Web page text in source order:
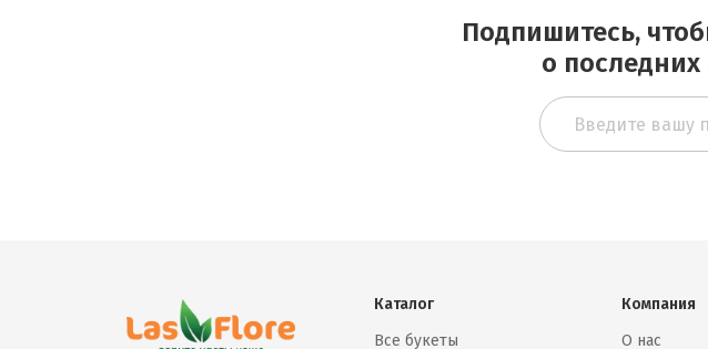
Подпишитесь,
о последних
Каталог
Все букеты
Компания
О нас